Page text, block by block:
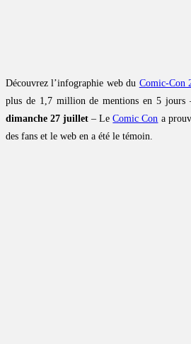
Découvrez l’infographie web du Comic-Con
plus de 1,7 million de mentions en 5 jours
dimanche 27 juillet – LeComic Con a
des fans et le web en a été le témoin.